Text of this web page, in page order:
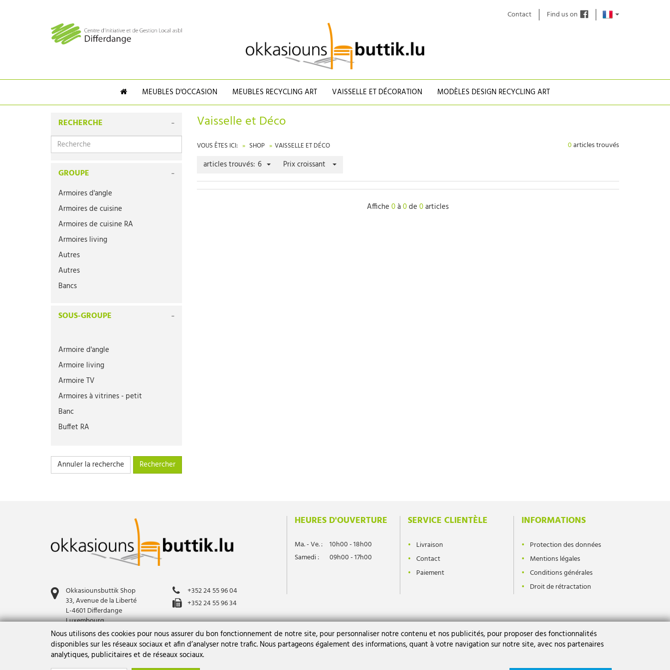
Nous utilisons des cookies pour nous assurer du bon fonctionnement de notre site, pour personnaliser notre contenu et nos publicités, pour proposer des fonctionnalités
disponibles sur les réseaux sociaux et afin d’analyser notre trafic. Nous partageons également des informations, quant à votre navigation sur notre site, avec nos partenaires
analytiques, publicitaires et de réseaux sociaux.
Contact Find us on
MEUBLES D'OCCASION MEUBLES RECYCLING ART VAISSELLE ET DÉCORATION MODÈLES DESIGN RECYCLING ART
RECHERCHE
GROUPE
Armoires d'angle
Armoires de cuisine
Armoires de cuisine RA
Armoires living
Autres
Autres
Bancs
Buffets
Bureaux
Bureaux RA
Canapés
Chaises
Chaises (pièce)
Chaises (pièce)
Coffres
Commodes
Fauteuils
Lits
Lits RA
Meubles de rangement
Meubles de rangement RA
SOUS-GROUPE
Armoire d'angle
Armoire living
Armoire TV
Armoires à vitrines - petit
Banc
Buffet RA
Cadre Photo
Canapé en cuir
Commode
Étagère
Fauteuil de relaxation
Fauteuil en tissu
Garderobe
Lit bébé
Lit double
Lit individuel
Annuler la recherche
Vaisselle et Déco
VOUS ÊTES ICI: SHOP VAISSELLE ET DÉCO 0articles trouvés
articles trouvés: 6 Prix croissant
Affiche0à0de0articles
Okkasiounsbuttik Shop
33, Avenue de la Liberté
L-4601 Differdange
Luxembourg
+352 24 55 96 04
+352 24 55 96 34
okbshop@cigl.differdange.lu
HEURES D'OUVERTURE
Ma. - Ve. :
10h00 - 18h00
Samedi :
09h00 - 17h00
SERVICE CLIENTÈLE
Livraison
Contact
Paiement
INFORMATIONS
Protection des données
Mentions légales
Conditions générales
Droit de rétractation